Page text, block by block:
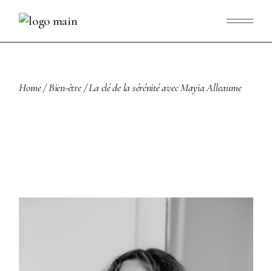
content
Home Bien-être La clé de la sérénité avec Mayia Alleaume